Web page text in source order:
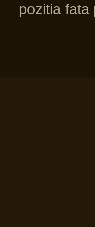
pozitia fata